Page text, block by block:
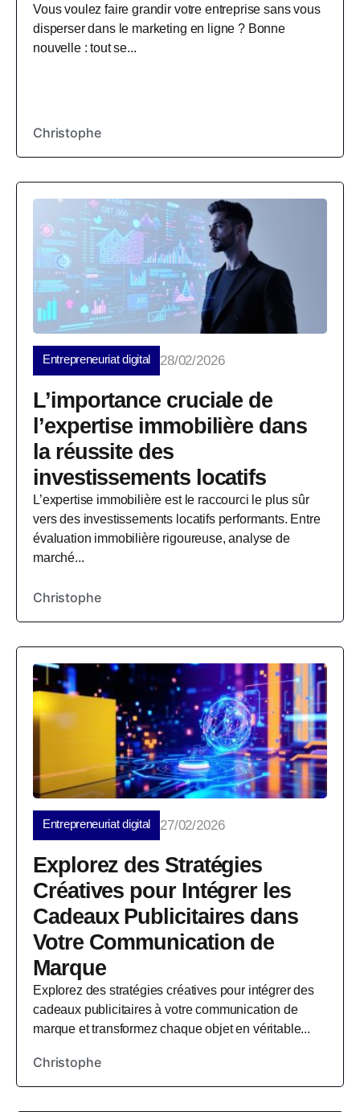
Vous voulez faire grandir votre entreprise sans vous
disperser dans le marketing en ligne ? Bonne
nouvelle : tout se...
Christophe
Entrepreneuriat digital 28/02/2026
L’importance cruciale de
l’expertise immobilière dans
la réussite des
investissements locatifs
L’expertise immobilière est le raccourci le plus sûr
vers des investissements locatifs performants. Entre
évaluation immobilière rigoureuse, analyse de
marché...
Christophe
Entrepreneuriat digital 27/02/2026
Explorez des Stratégies
Créatives pour Intégrer les
Cadeaux Publicitaires dans
Votre Communication de
Marque
Explorez des stratégies créatives pour intégrer des
cadeaux publicitaires à votre communication de
marque et transformez chaque objet en véritable...
Christophe